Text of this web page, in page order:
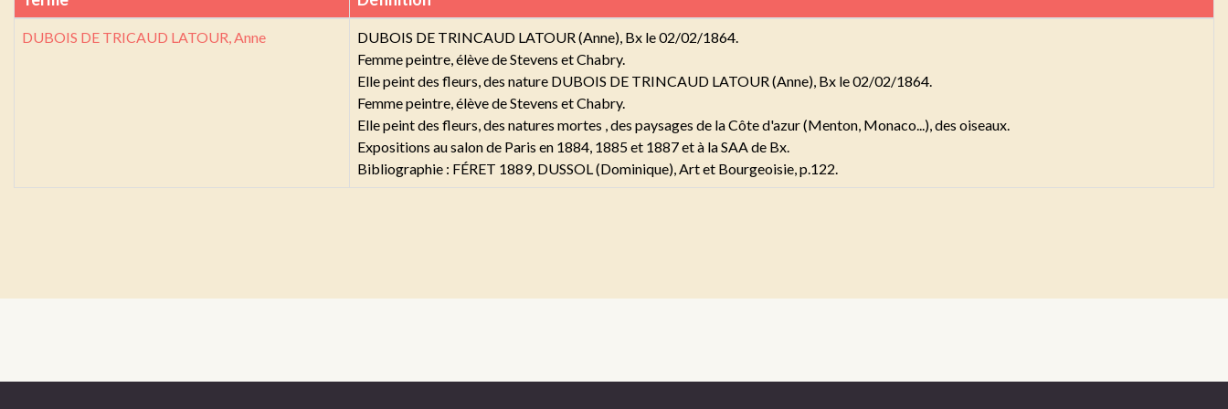
DUBOIS DE TRICAUD LATOUR, Anne
DUBOIS DE TRINCAUD LATOUR (Anne), Bx le 02/02/1864.
Femme peintre, élève de Stevens et Chabry.
Elle peint des fleurs, des nature DUBOIS DE TRINCAUD LATOUR (Anne), Bx le 02/02/1864.
Femme peintre, élève de Stevens et Chabry.
Elle peint des fleurs, des natures mortes , des paysages de la Côte d'azur (Menton, Monaco...), des oiseaux.
Expositions au salon de Paris en 1884, 1885 et 1887 et à la SAA de Bx.
Bibliographie : FÉRET 1889, DUSSOL (Dominique), Art et Bourgeoisie, p.122.